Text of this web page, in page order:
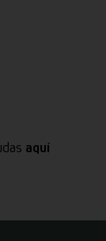
aquí